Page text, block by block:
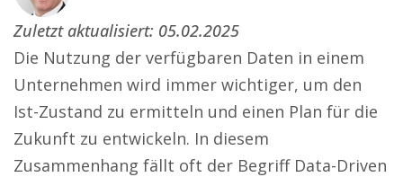
Zuletzt aktualisiert: 05.02.2025
Die Nutzung der verfügbaren Daten in einem
Unternehmen wird immer wichtiger, um den
Ist-Zustand zu ermitteln und einen Plan für die
Zukunft zu entwickeln. In diesem
Zusammenhang fällt oft der Begriff Data-Driven